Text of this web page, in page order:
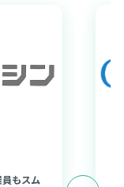
もスム